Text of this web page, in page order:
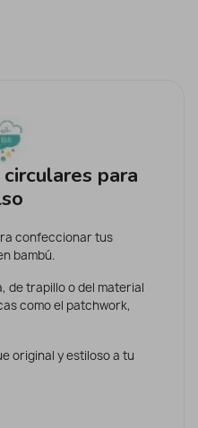
para
confeccionar tus
bambú.
de trapillo o del material
como el patchwork,
original y estiloso a tu